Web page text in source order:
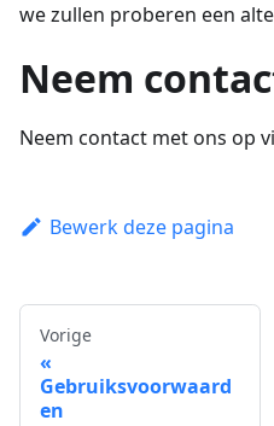
we zullen proberen een
Neem
Neem contact met ons op
Bewerk deze pagina
Vorige
Gebruiksvoorwaard
en